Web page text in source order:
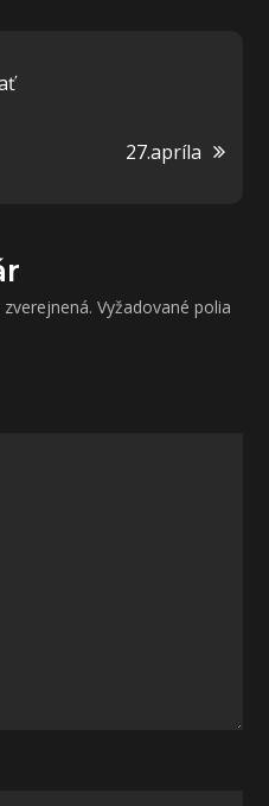
27.apríla
Vyžadované polia